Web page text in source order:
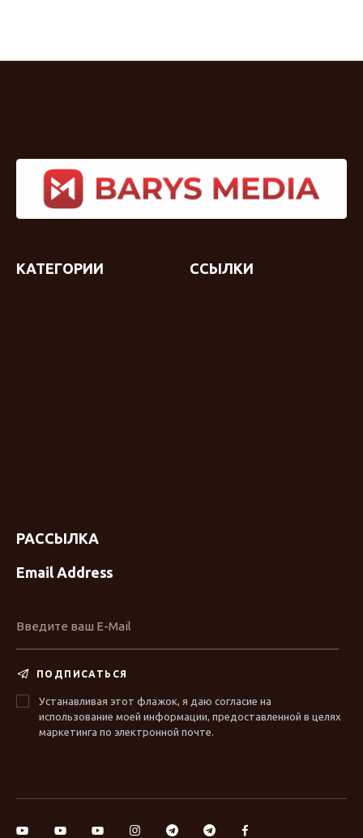
КАТЕГОРИИ ССЫЛКИ
РАССЫЛКА
Email Address
ПОДПИСАТЬСЯ
Устанавливая этот флажок, я даю согласие на
использование моей информации, предоставленной в целях
маркетинга по электронной почте.